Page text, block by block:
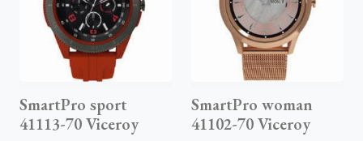
SmartPro sport
41113-70 Viceroy
SmartPro woman
41102-70 Viceroy